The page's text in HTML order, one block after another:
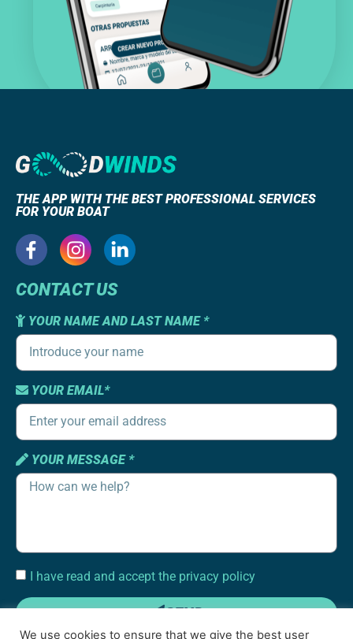
THE APP WITH THE BEST PROFESSIONAL SERVICES
FOR YOUR BOAT
CONTACT US
YOUR NAME AND LAST NAME *
YOUR EMAIL*
YOUR MESSAGE *
I have read and accept the privacy policy
SEND
We use cookies to ensure that we give the best user